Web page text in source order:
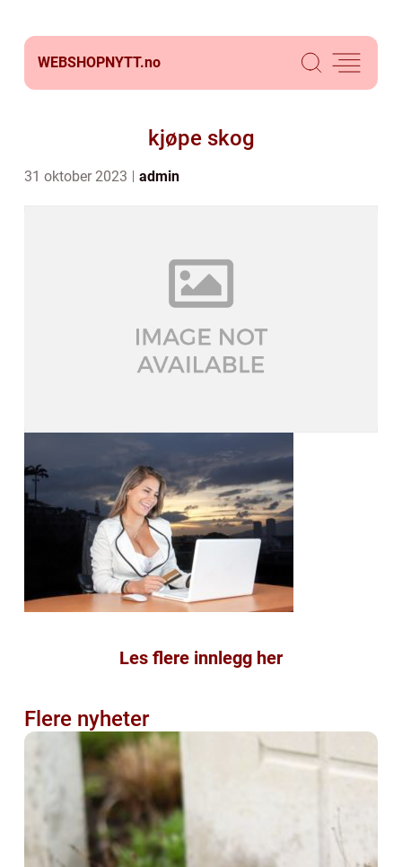
WEBSHOPNYTT.no
kjøpe skog
31 oktober 2023 admin
Les flere innlegg her
Flere nyheter